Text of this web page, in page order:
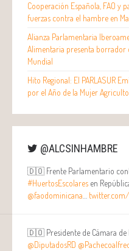
Cooperación Española, FAO y
fuerzas contra el hambre en
Alianza Parlamentaria
Alimentaria presenta borrador
Mundial
Hito Regional: El PARLASUR
por el Año de la Mujer
@ALCSINHAMBRE
🇩🇴 Frente Parlamentario
#HuertosEscolares en
@faodominicana
🇩🇴 Presidente de Cámara de
@DiputadosRD